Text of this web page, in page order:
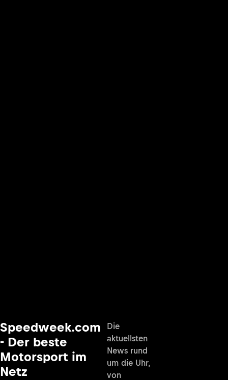
Speedweek.com
- Der beste
Motorsport im
Netz
Die
aktuellsten
News rund
um die Uhr,
von